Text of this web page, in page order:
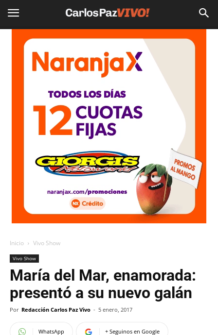
Inicio Vivo Show
Vivo Show
María del Mar, enamorada:
presentó a su nuevo galán
Por Redacción Carlos Paz Vivo - 5 enero, 2017
WhatsApp + Seguinos en Google